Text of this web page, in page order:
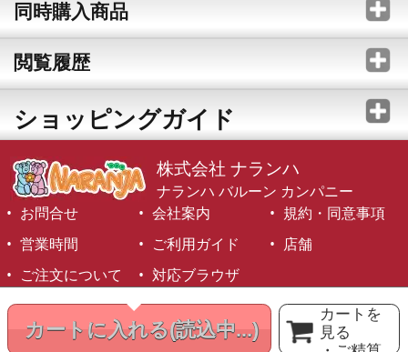
カートに入れる(読込中...)
カートを
見る
同時購入商品
閲覧履歴
ショッピングガイド
株式会社 ナランハ
ナランハ バルーン カンパニー
お問合せ
会社案内
規約・同意事項
営業時間
ご利用ガイド
店舗
ご注文について
対応ブラウザ
©1999-2026 NARANJA Inc. All Rights Reserved.